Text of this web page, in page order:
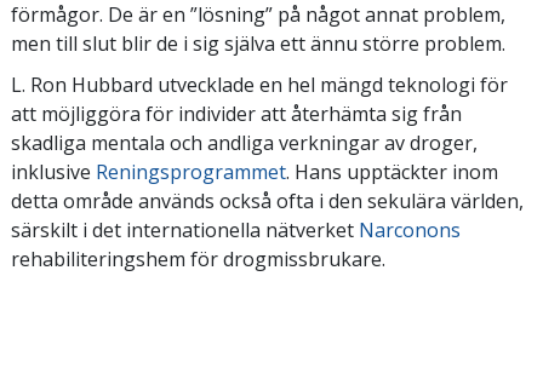
förmågor. De är en ”lösning” på något annat problem,
men till slut blir de i sig själva ett ännu större problem.
L. Ron Hubbard utvecklade en hel mängd teknologi för
att möjliggöra för individer att återhämta sig från
skadliga mentala och andliga verkningar av droger,
inklusive Reningsprogrammet. Hans upptäckter inom
detta område används också ofta i den sekulära världen,
särskilt i det internationella nätverket Narconons
rehabiliteringshem för drogmissbrukare.